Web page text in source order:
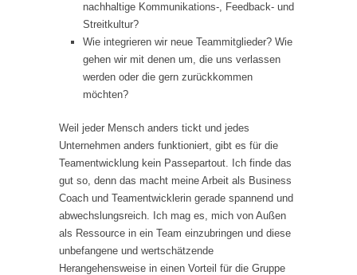
nachhaltige Kommunikations-, Feedback- und
Streitkultur?
Wie integrieren wir neue Teammitglieder? Wie
gehen wir mit denen um, die uns verlassen
werden oder die gern zurückkommen
möchten?
Weil jeder Mensch anders tickt und jedes
Unternehmen anders funktioniert, gibt es für die
Teamentwicklung kein Passepartout. Ich finde das
gut so, denn das macht meine Arbeit als Business
Coach und Teamentwicklerin gerade spannend und
abwechslungsreich. Ich mag es, mich von Außen
als Ressource in ein Team einzubringen und diese
unbefangene und wertschätzende
Herangehensweise in einen Vorteil für die Gruppe